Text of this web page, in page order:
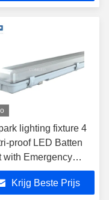
lighting fixture 4
proof LED Batten
with Emergency
Krijg Beste Prijs